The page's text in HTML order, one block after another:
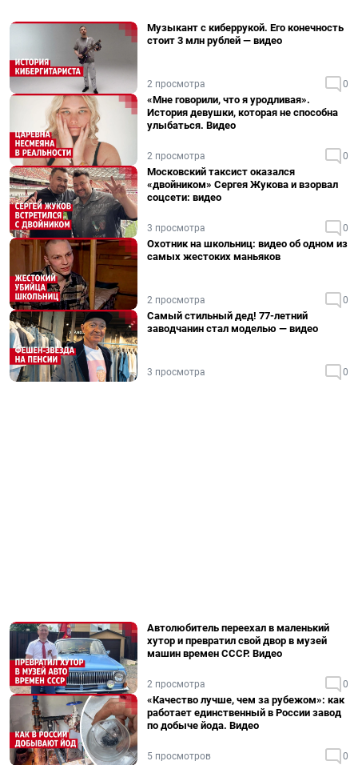
Музыкант с киберрукой. Его конечность
стоит 3 млн рублей — видео
2 просмотра 0
«Мне говорили, что я уродливая».
История девушки, которая не способна
улыбаться. Видео
2 просмотра 0
Московский таксист оказался
«двойником» Сергея Жукова и взорвал
соцсети: видео
3 просмотра 0
Охотник на школьниц: видео об одном из
самых жестоких маньяков
2 просмотра 0
Самый стильный дед! 77-летний
заводчанин стал моделью — видео
3 просмотра 0
Автолюбитель переехал в маленький
хутор и превратил свой двор в музей
машин времен СССР. Видео
2 просмотра 0
«Качество лучше, чем за рубежом»: как
работает единственный в России завод
по добыче йода. Видео
5 просмотров 0